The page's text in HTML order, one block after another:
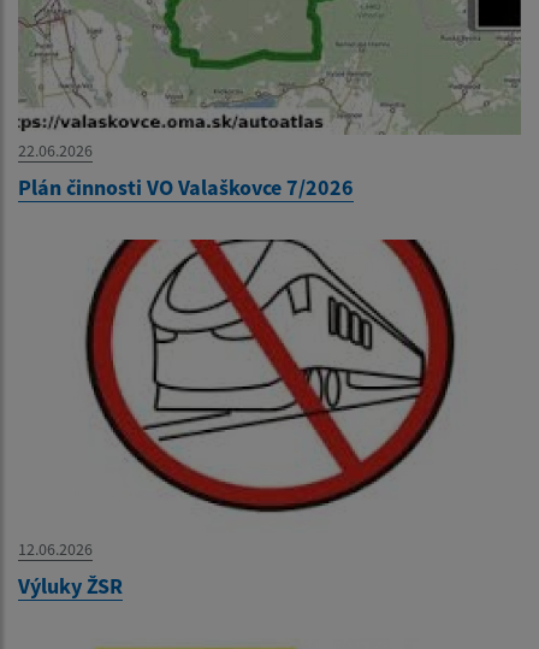
22.06.2026
Plán činnosti VO Valaškovce 7/2026
12.06.2026
Výluky ŽSR